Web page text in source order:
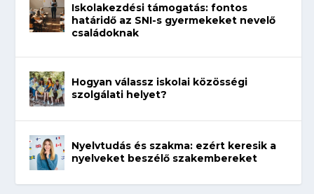
Iskolakezdési támogatás: fontos
határidő az SNI-s gyermekeket nevelő
családoknak
Hogyan válassz iskolai közösségi
szolgálati helyet?
Nyelvtudás és szakma: ezért keresik a
nyelveket beszélő szakembereket